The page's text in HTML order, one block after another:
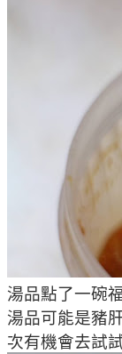
湯品點了一碗
湯品可能是豬
次有機會去試